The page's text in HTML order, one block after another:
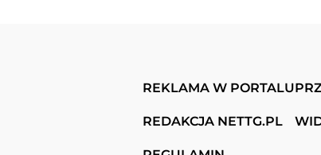
REKLAMA W PORTALU
REDAKCJA NETTG.PL